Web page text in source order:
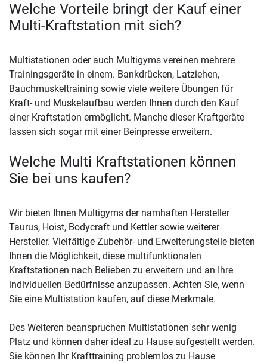
Welche Vorteile bringt der Kauf einer
Multi-Kraftstation mit sich?
Multistationen oder auch Multigyms vereinen mehrere
Trainingsgeräte in einem. Bankdrücken, Latziehen,
Bauchmuskeltraining sowie viele weitere Übungen für
Kraft- und Muskelaufbau werden Ihnen durch den Kauf
einer Kraftstation ermöglicht. Manche dieser Kraftgeräte
lassen sich sogar mit einer Beinpresse erweitern.
Welche Multi Kraftstationen können
Sie bei uns kaufen?
Wir bieten Ihnen Multigyms der namhaften Hersteller
Taurus, Hoist, Bodycraft und Kettler sowie weiterer
Hersteller. Vielfältige Zubehör- und Erweiterungsteile bieten
Ihnen die Möglichkeit, diese multifunktionalen
Kraftstationen nach Belieben zu erweitern und an Ihre
individuellen Bedürfnisse anzupassen. Achten Sie, wenn
Sie eine Multistation kaufen, auf diese Merkmale.
Des Weiteren beanspruchen Multistationen sehr wenig
Platz und können daher ideal zu Hause aufgestellt werden.
Sie können Ihr Krafttraining problemlos zu Hause